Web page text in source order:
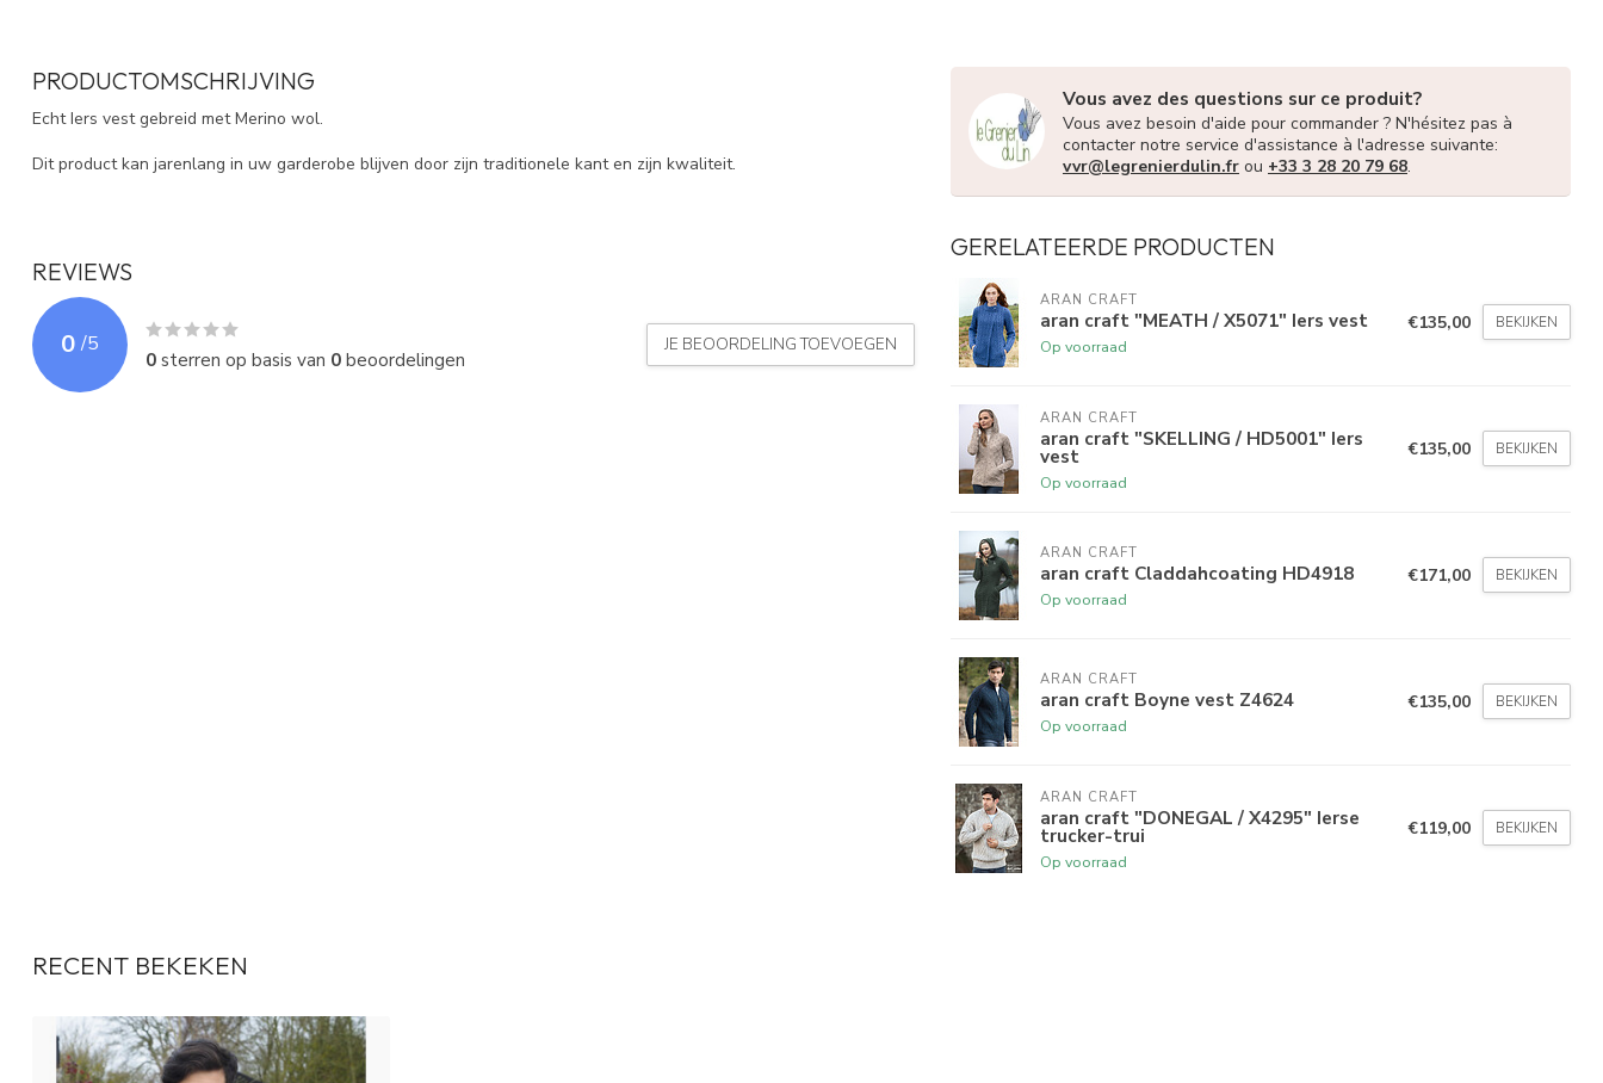
PRODUCTOMSCHRIJVING
Echt Iers vest gebreid met Merino wol.
Dit product kan jarenlang in uw garderobe blijven door zijn traditionele kant en zijn kwaliteit.
REVIEWS
0 /5
0sterren op basis van 0beoordelingen
JE BEOORDELING TOEVOEGEN
Vous avez des questions sur ce produit?
Vous avez besoin d'aide pour commander ? N'hésitez pas à
contacter notre service d'assistance à l'adresse suivante:
vvr@legrenierdulin.fr ou +33 3 28 20 79 68.
GERELATEERDE PRODUCTEN
ARAN CRAFT
aran craft "MEATH / X5071" Iers vest
Op voorraad
€135,00 BEKIJKEN
ARAN CRAFT
aran craft "SKELLING / HD5001" Iers
vest
Op voorraad
€135,00 BEKIJKEN
ARAN CRAFT
aran craft Claddahcoating HD4918
Op voorraad
€171,00 BEKIJKEN
ARAN CRAFT
aran craft Boyne vest Z4624
Op voorraad
€135,00 BEKIJKEN
ARAN CRAFT
aran craft "DONEGAL / X4295" Ierse
trucker-trui
Op voorraad
€119,00 BEKIJKEN
RECENT BEKEKEN